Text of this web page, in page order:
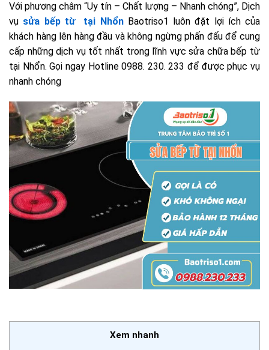
Với phương châm “Uy tín – Chất lượng – Nhanh chóng”, Dịch
vụ sửa bếp từ tại Nhổn Baotriso1 luôn đặt lợi ích của
khách hàng lên hàng đầu và không ngừng phấn đấu để cung
cấp những dịch vụ tốt nhất trong lĩnh vực sửa chữa bếp từ
tại Nhổn. Gọi ngay Hotline 0988. 230. 233 để được phục vụ
nhanh chóng
Xem nhanh